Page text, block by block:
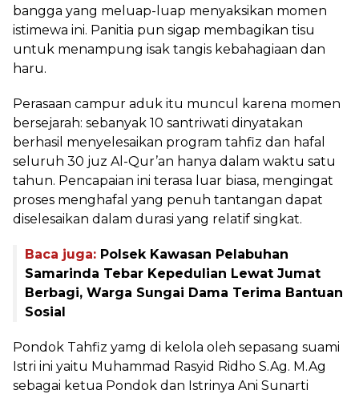
bangga yang meluap-luap menyaksikan momen
istimewa ini. Panitia pun sigap membagikan tisu
untuk menampung isak tangis kebahagiaan dan
haru.
Perasaan campur aduk itu muncul karena momen
bersejarah: sebanyak 10 santriwati dinyatakan
berhasil menyelesaikan program tahfiz dan hafal
seluruh 30 juz Al-Qur’an hanya dalam waktu satu
tahun. Pencapaian ini terasa luar biasa, mengingat
proses menghafal yang penuh tantangan dapat
diselesaikan dalam durasi yang relatif singkat.
Baca juga: Polsek Kawasan Pelabuhan
Samarinda Tebar Kepedulian Lewat Jumat
Berbagi, Warga Sungai Dama Terima Bantuan
Sosial
Pondok Tahfiz yamg di kelola oleh sepasang suami
Istri ini yaitu Muhammad Rasyid Ridho S.Ag. M.Ag
sebagai ketua Pondok dan Istrinya Ani Sunarti